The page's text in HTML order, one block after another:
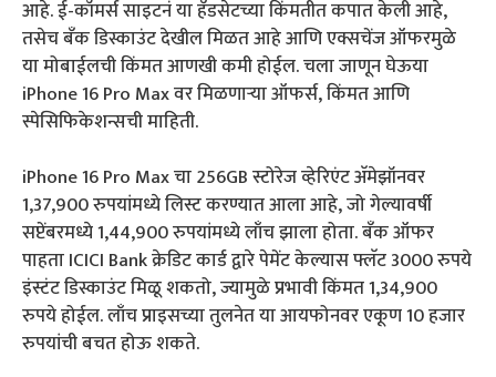
आहे. ई-कॉमर्स साइटनं या हँडसेटच्या किंमतीत कपात केली आहे,
तसेच बँक डिस्काउंट देखील मिळत आहे आणि एक्सचेंज ऑफरमुळे
या मोबाईलची किंमत आणखी कमी होईल. चला जाणून घेऊया
iPhone 16 Pro Max वर मिळणाऱ्या ऑफर्स, किंमत आणि
स्पेसिफिकेशन्सची माहिती.
iPhone 16 Pro Max चा 256GB स्टोरेज व्हेरिएंट अ‍ॅमेझॉनवर
1,37,900 रुपयांमध्ये लिस्ट करण्यात आला आहे, जो गेल्यावर्षी
सप्टेंबरमध्ये 1,44,900 रुपयांमध्ये लाँच झाला होता. बँक ऑफर
पाहता ICICI Bank क्रेडिट कार्ड द्वारे पेमेंट केल्यास फ्लॅट 3000 रुपये
इंस्टंट डिस्काउंट मिळू शकतो, ज्यामुळे प्रभावी किंमत 1,34,900
रुपये होईल. लाँच प्राइसच्या तुलनेत या आयफोनवर एकूण 10 हजार
रुपयांची बचत होऊ शकते.